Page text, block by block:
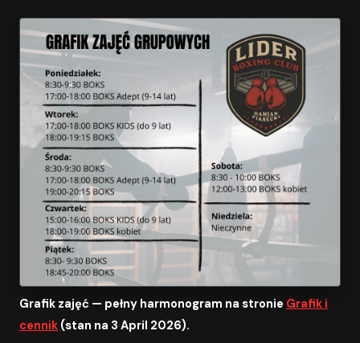
Grafik zajęć — pełny harmonogram na stronie Grafik i
cennik (stan na 3 April 2026).